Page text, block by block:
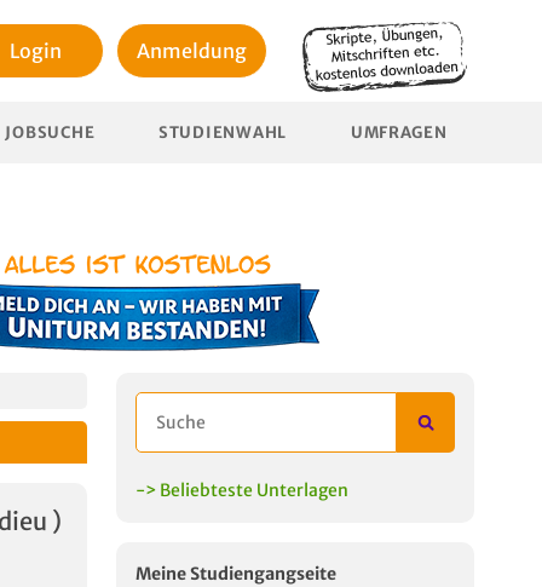
Login Anmeldung
JOBSUCHE STUDIENWAHL UMFRAGEN
)
-> Beliebteste Unterlagen
Meine Studiengangseite